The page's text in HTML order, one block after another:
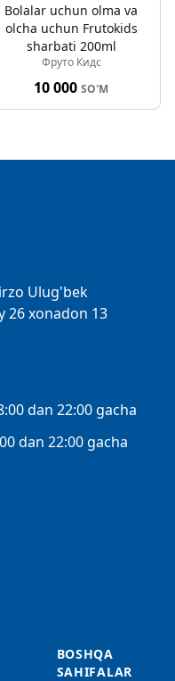
Bolalar uchun olma va
olcha uchun Frutokids
sharbati 200ml
Фруто Кидс
10 000 SO'M
Ulug'bek
26 xonadon 13
dan 22:00 gacha
dan 22:00 gacha
BOSHQA
SAHIFALAR